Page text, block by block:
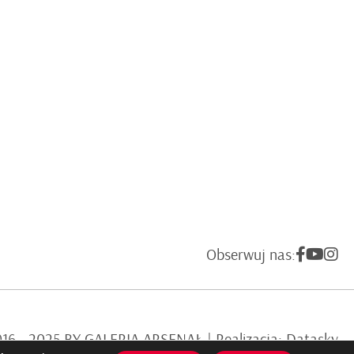
Obserwuj nas:
- 2025 BY GALERIA ARSENAŁ | Realizacja:Datasky